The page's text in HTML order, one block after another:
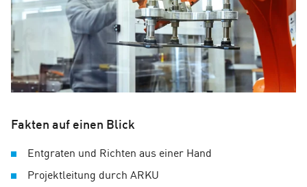
Fakten auf einen Blick
Entgraten und Richten aus einer Hand
Projektleitung durch ARKU